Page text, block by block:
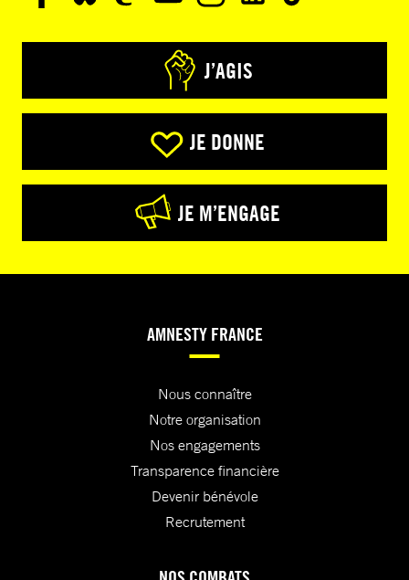
J’AGIS
JE DONNE
JE M’ENGAGE
AMNESTY FRANCE
Nous connaître
Notre organisation
Nos engagements
Transparence financière
Devenir bénévole
Recrutement